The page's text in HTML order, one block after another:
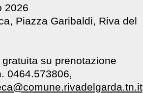
2026
Piazza Garibaldi, Riva del
su prenotazione
0464.573806,